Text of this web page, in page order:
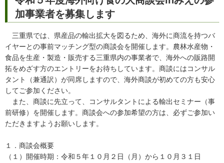
加事業者を募集します
三重県では、県産品の輸出拡大を図るため、海外に商流を持つバ
イヤーとの事前マッチング型の商談会を開催します。農林水産物・
食品を生産・製造・販売する三重県内の事業者で、海外への販路開
拓をめざす方のエントリーをお待ちしています。商談にはコンサル
タント（兼通訳）が同席しますので、海外商談が初めての方も安心
してご参加ください。
また、商談に先立って、コンサルタントによる輸出セミナー（事
前研修）を開催します。商談会への参加希望の方は、必ずご参加い
ただきますようお願いします。
１．商談会概要
（１）開催時期：令和５年１０月２日（月）から１０月３１日